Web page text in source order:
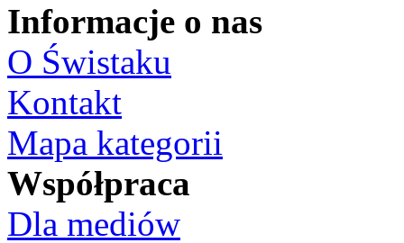
Informacje o nas
O Świstaku
Kontakt
Mapa kategorii
Współpraca
Dla mediów